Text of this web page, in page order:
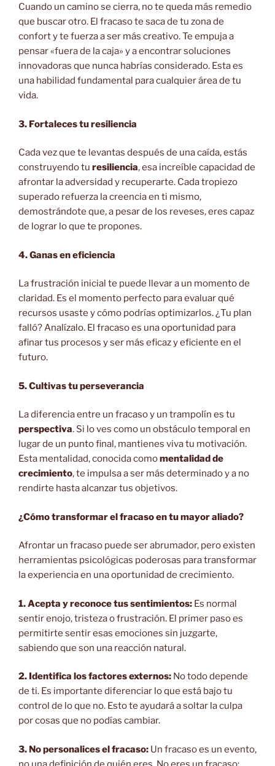
Cuando un camino se cierra, no te queda más remedio
que buscar otro. El fracaso te saca de tu zona de
confort y te fuerza a ser más creativo. Te empuja a
pensar «fuera de la caja» y a encontrar soluciones
innovadoras que nunca habrías considerado. Esta es
una habilidad fundamental para cualquier área de tu
vida.
3. Fortaleces tu resiliencia
Cada vez que te levantas después de una caída, estás
construyendo tu resiliencia, esa increíble capacidad de
afrontar la adversidad y recuperarte. Cada tropiezo
superado refuerza la creencia en ti mismo,
demostrándote que, a pesar de los reveses, eres capaz
de lograr lo que te propones.
4. Ganas en eficiencia
La frustración inicial te puede llevar a un momento de
claridad. Es el momento perfecto para evaluar qué
recursos usaste y cómo podrías optimizarlos. ¿Tu plan
falló? Analízalo. El fracaso es una oportunidad para
afinar tus procesos y ser más eficaz y eficiente en el
futuro.
5. Cultivas tu perseverancia
La diferencia entre un fracaso y un trampolín es tu
perspectiva. Si lo ves como un obstáculo temporal en
lugar de un punto final, mantienes viva tu motivación.
Esta mentalidad, conocida comomentalidad de
crecimiento, te impulsa a ser más determinado y a no
rendirte hasta alcanzar tus objetivos.
¿Cómo transformar el fracaso en tu mayor aliado?
Afrontar un fracaso puede ser abrumador, pero existen
herramientas psicológicas poderosas para transformar
la experiencia en una oportunidad de crecimiento.
1. Acepta y reconoce tus sentimientos: Es normal
sentir enojo, tristeza o frustración. El primer paso es
permitirte sentir esas emociones sin juzgarte,
sabiendo que son una reacción natural.
2. Identifica los factores externos: No todo depende
de ti. Es importante diferenciar lo que está bajo tu
control de lo que no. Esto te ayudará a soltar la culpa
por cosas que no podías cambiar.
3. No personalices el fracaso: Un fracaso es un evento,